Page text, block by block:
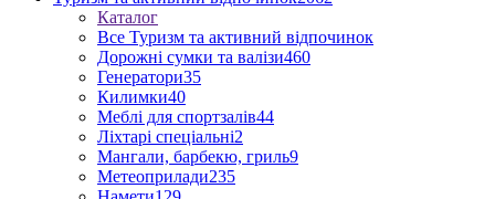
Каталог
Все Туризм та активний відпочинок
Дорожні сумки та валізи460
Генератори35
Килимки40
Меблі для спортзалів44
Ліхтарі спеціальні2
Мангали, барбекю, гриль9
Метеоприлади235